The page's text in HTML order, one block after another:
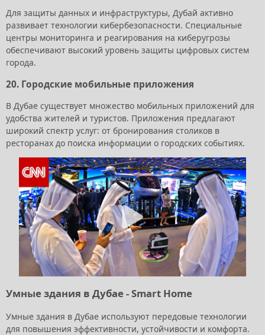
Для защиты данных и инфраструктуры, Дубай активно
развивает технологии кибербезопасности. Специальные
центры мониторинга и реагирования на киберугрозы
обеспечивают высокий уровень защиты цифровых систем
города.
20. Городские мобильные приложения
В Дубае существует множество мобильных приложений для
удобства жителей и туристов. Приложения предлагают
широкий спектр услуг: от бронирования столиков в
ресторанах до поиска информации о городских событиях.
Умные здания в Дубае - Smart Home
Умные здания в Дубае используют передовые технологии
для повышения эффективности, устойчивости и комфорта.